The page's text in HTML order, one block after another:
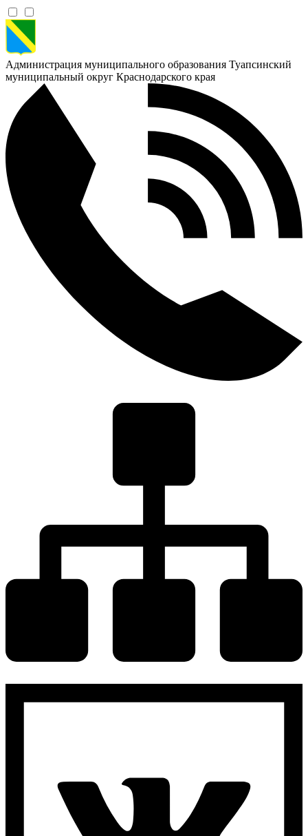
Администрация муниципального образования Туапсинский
муниципальный округ Краснодарского края